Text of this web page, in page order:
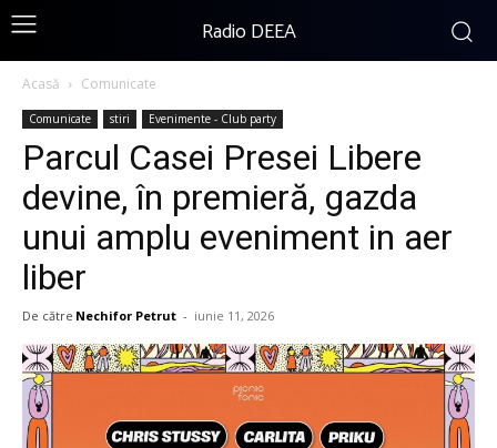
Radio DEEA
Acasă Comunicate
Comunicate stiri Evenimente - Club party
Parcul Casei Presei Libere
devine, în premieră, gazda
unui amplu eveniment in aer
liber
De către Nechifor Petrut - iunie 11, 2026